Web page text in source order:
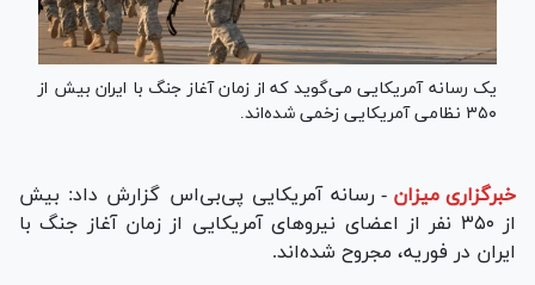
یک رسانه آمریکایی می‌گوید که از زمان آغاز جنگ با ایران بیش از
۳۵۰ نظامی آمریکایی زخمی شده‌اند.
خبرگزاری میزان - رسانه آمریکایی پی‌بی‌اس گزارش داد: بیش
از ۳۵۰ نفر از اعضای نیروهای آمریکایی از زمان آغاز جنگ با
ایران در فوریه، مجروح شده‌اند.